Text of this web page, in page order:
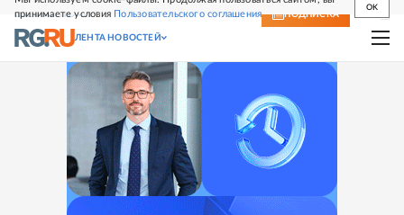
принимаете условия Пользовательского соглашения
OK
СВЕЖИЙ НОМЕР ПОДПИСКА
ЛЕНТА НОВОСТЕЙ